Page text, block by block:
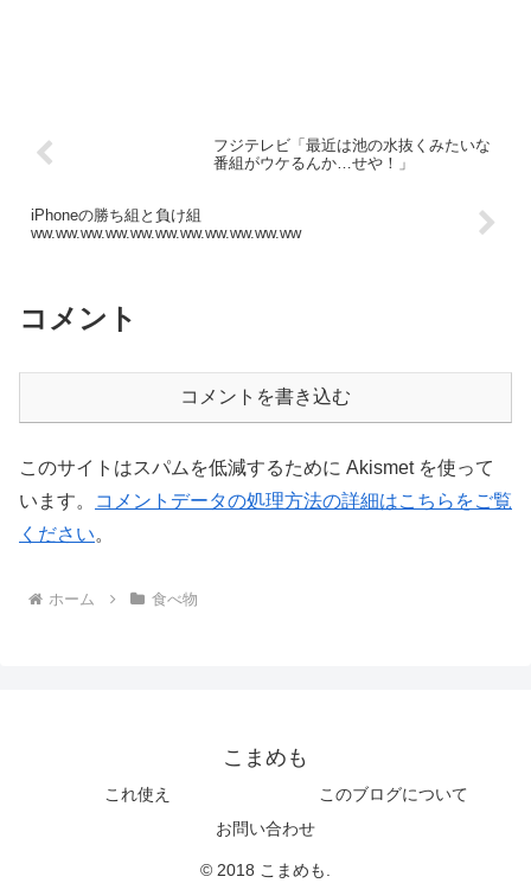
フジテレビ「最近は池の水抜くみたいな
番組がウケるんか…せや！」
iPhoneの勝ち組と負け組
ww.ww.ww.ww.ww.ww.ww.ww.ww.ww.ww
コメント
コメントを書き込む
このサイトはスパムを低減するために Akismet を使って
います。
コメントデータの処理方法の詳細はこちらをご覧
ください。
ホーム 食べ物
こまめも
これ使え
このブログについて
お問い合わせ
© 2018 こまめも.